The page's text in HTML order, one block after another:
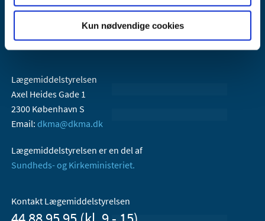
Kun nødvendige cookies
Lægemiddelstyrelsen
Axel Heides Gade 1
2300 København S
Email: dkma@dkma.dk
Lægemiddelstyrelsen er en del af
Sundheds- og Kirkeministeriet.
Kontakt Lægemiddelstyrelsen